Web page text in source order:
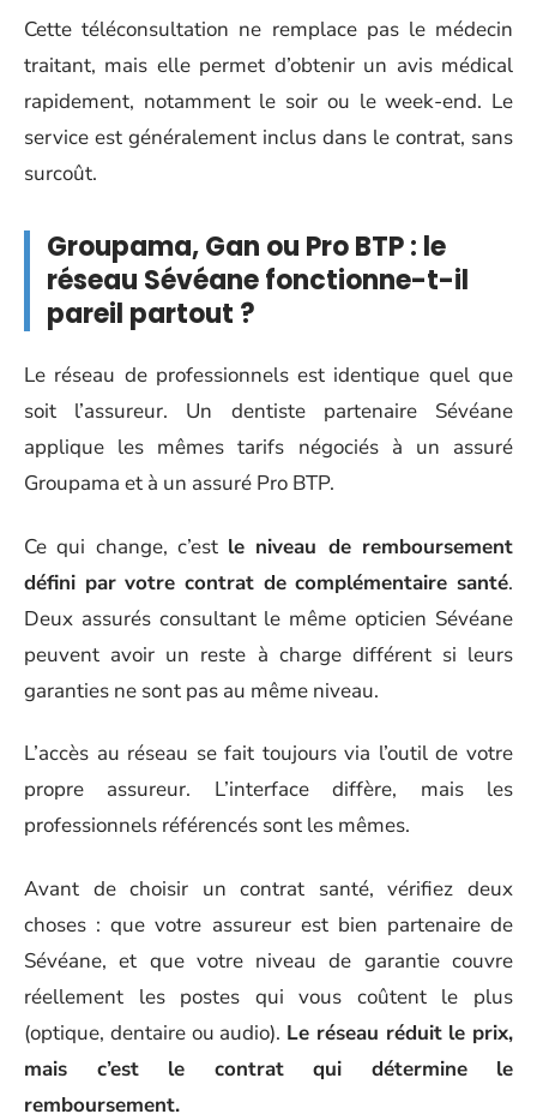
Cette téléconsultation ne remplace pas le médecin
traitant, mais elle permet d’obtenir un avis médical
rapidement, notamment le soir ou le week-end. Le
service est généralement inclus dans le contrat, sans
surcoût.
Groupama, Gan ou Pro BTP : le
réseau Sévéane fonctionne-t-il
pareil partout ?
Le réseau de professionnels est identique quel que
soit l’assureur. Un dentiste partenaire Sévéane
applique les mêmes tarifs négociés à un assuré
Groupama et à un assuré Pro BTP.
Ce qui change, c’est le niveau de remboursement
défini par votre contrat de complémentaire santé.
Deux assurés consultant le même opticien Sévéane
peuvent avoir un reste à charge différent si leurs
garanties ne sont pas au même niveau.
L’accès au réseau se fait toujours via l’outil de votre
propre assureur. L’interface diffère, mais les
professionnels référencés sont les mêmes.
Avant de choisir un contrat santé, vérifiez deux
choses : que votre assureur est bien partenaire de
Sévéane, et que votre niveau de garantie couvre
réellement les postes qui vous coûtent le plus
(optique, dentaire ou audio). Le réseau réduit le prix,
mais c’est le contrat qui détermine le
remboursement.